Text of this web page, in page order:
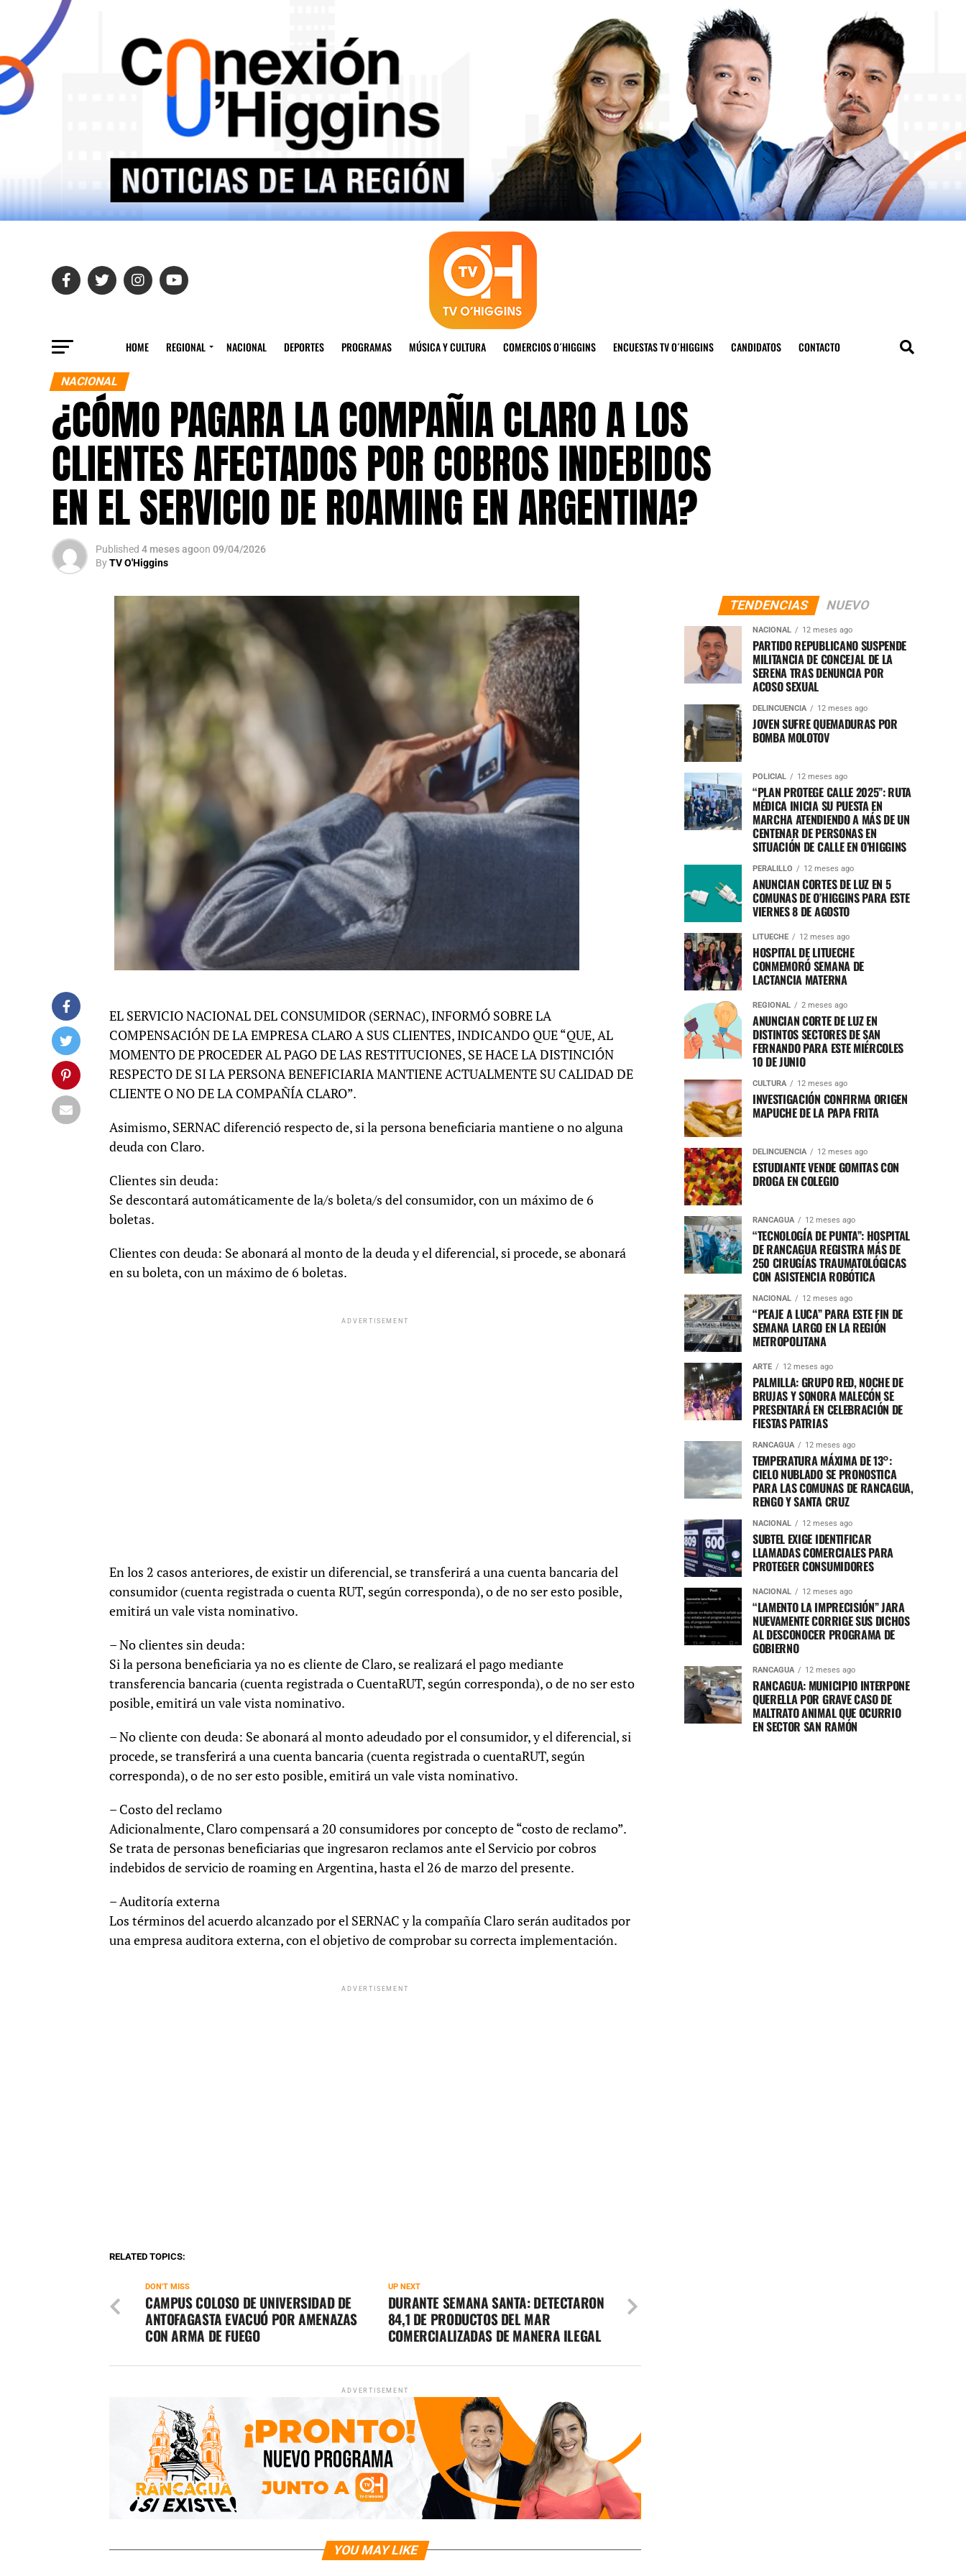
HOME REGIONAL NACIONAL DEPORTES PROGRAMAS MÚSICA Y CULTURA COMERCIOS O´HIGGINS ENCUESTAS TV O´HIGGINS CANDIDATOS CONTACTO
NACIONAL
¿CÓMO PAGARA LA COMPAÑIA CLARO A LOS
CLIENTES AFECTADOS POR COBROS INDEBIDOS
EN EL SERVICIO DE ROAMING EN ARGENTINA?
Published 4 meses agoon 09/04/2026
ByTV O'Higgins
EL SERVICIO NACIONAL DEL CONSUMIDOR (SERNAC), INFORMÓ SOBRE LA
COMPENSACIÓN DE LA EMPRESA CLARO A SUS CLIENTES, INDICANDO QUE “QUE, AL
MOMENTO DE PROCEDER AL PAGO DE LAS RESTITUCIONES, SE HACE LA DISTINCIÓN
RESPECTO DE SI LA PERSONA BENEFICIARIA MANTIENE ACTUALMENTE SU CALIDAD DE
CLIENTE O NO DE LA COMPAÑÍA CLARO”.
Asimismo, SERNAC diferenció respecto de, si la persona beneficiaria mantiene o no alguna
deuda con Claro.
Clientes sin deuda:
Se descontará automáticamente de la/s boleta/s del consumidor, con un máximo de 6
boletas.
Clientes con deuda: Se abonará al monto de la deuda y el diferencial, si procede, se abonará
en su boleta, con un máximo de 6 boletas.
ADVERTISEMENT
En los 2 casos anteriores, de existir un diferencial, se transferirá a una cuenta bancaria del
consumidor (cuenta registrada o cuenta RUT, según corresponda), o de no ser esto posible,
emitirá un vale vista nominativo.
– No clientes sin deuda:
Si la persona beneficiaria ya no es cliente de Claro, se realizará el pago mediante
transferencia bancaria (cuenta registrada o CuentaRUT, según corresponda), o de no ser esto
posible, emitirá un vale vista nominativo.
– No cliente con deuda: Se abonará al monto adeudado por el consumidor, y el diferencial, si
procede, se transferirá a una cuenta bancaria (cuenta registrada o cuentaRUT, según
corresponda), o de no ser esto posible, emitirá un vale vista nominativo.
– Costo del reclamo
Adicionalmente, Claro compensará a 20 consumidores por concepto de “costo de reclamo”.
Se trata de personas beneficiarias que ingresaron reclamos ante el Servicio por cobros
indebidos de servicio de roaming en Argentina, hasta el 26 de marzo del presente.
– Auditoría externa
Los términos del acuerdo alcanzado por el SERNAC y la compañía Claro serán auditados por
una empresa auditora externa, con el objetivo de comprobar su correcta implementación.
ADVERTISEMENT
RELATED TOPICS:
UP NEXT
DURANTE SEMANA SANTA: DETECTARON
84,1 DE PRODUCTOS DEL MAR
COMERCIALIZADAS DE MANERA ILEGAL
DON'T MISS
CAMPUS COLOSO DE UNIVERSIDAD DE
ANTOFAGASTA EVACUÓ POR AMENAZAS
CON ARMA DE FUEGO
ADVERTISEMENT
YOU MAY LIKE
TENDENCIAS NUEVO
NACIONAL 12 meses ago
PARTIDO REPUBLICANO SUSPENDE
MILITANCIA DE CONCEJAL DE LA
SERENA TRAS DENUNCIA POR
ACOSO SEXUAL
DELINCUENCIA 12 meses ago
JOVEN SUFRE QUEMADURAS POR
BOMBA MOLOTOV
POLICIAL 12 meses ago
“PLAN PROTEGE CALLE 2025”: RUTA
MÉDICA INICIA SU PUESTA EN
MARCHA ATENDIENDO A MÁS DE UN
CENTENAR DE PERSONAS EN
SITUACIÓN DE CALLE EN O’HIGGINS
PERALILLO 12 meses ago
ANUNCIAN CORTES DE LUZ EN 5
COMUNAS DE O’HIGGINS PARA ESTE
VIERNES 8 DE AGOSTO
LITUECHE 12 meses ago
HOSPITAL DE LITUECHE
CONMEMORÓ SEMANA DE
LACTANCIA MATERNA
REGIONAL 2 meses ago
ANUNCIAN CORTE DE LUZ EN
DISTINTOS SECTORES DE SAN
FERNANDO PARA ESTE MIÉRCOLES
10 DE JUNIO
CULTURA 12 meses ago
INVESTIGACIÓN CONFIRMA ORIGEN
MAPUCHE DE LA PAPA FRITA
DELINCUENCIA 12 meses ago
ESTUDIANTE VENDE GOMITAS CON
DROGA EN COLEGIO
RANCAGUA 12 meses ago
“TECNOLOGÍA DE PUNTA”: HOSPITAL
DE RANCAGUA REGISTRA MÁS DE
250 CIRUGÍAS TRAUMATOLÓGICAS
CON ASISTENCIA ROBÓTICA
NACIONAL 12 meses ago
“PEAJE A LUCA” PARA ESTE FIN DE
SEMANA LARGO EN LA REGIÓN
METROPOLITANA
ARTE 12 meses ago
PALMILLA: GRUPO RED, NOCHE DE
BRUJAS Y SONORA MALECÓN SE
PRESENTARÁ EN CELEBRACIÓN DE
FIESTAS PATRIAS
RANCAGUA 12 meses ago
TEMPERATURA MÁXIMA DE 13°:
CIELO NUBLADO SE PRONOSTICA
PARA LAS COMUNAS DE RANCAGUA,
RENGO Y SANTA CRUZ
NACIONAL 12 meses ago
SUBTEL EXIGE IDENTIFICAR
LLAMADAS COMERCIALES PARA
PROTEGER CONSUMIDORES
NACIONAL 12 meses ago
“LAMENTO LA IMPRECISIÓN” JARA
NUEVAMENTE CORRIGE SUS DICHOS
AL DESCONOCER PROGRAMA DE
GOBIERNO
RANCAGUA 12 meses ago
RANCAGUA: MUNICIPIO INTERPONE
QUERELLA POR GRAVE CASO DE
MALTRATO ANIMAL QUE OCURRIO
EN SECTOR SAN RAMÓN